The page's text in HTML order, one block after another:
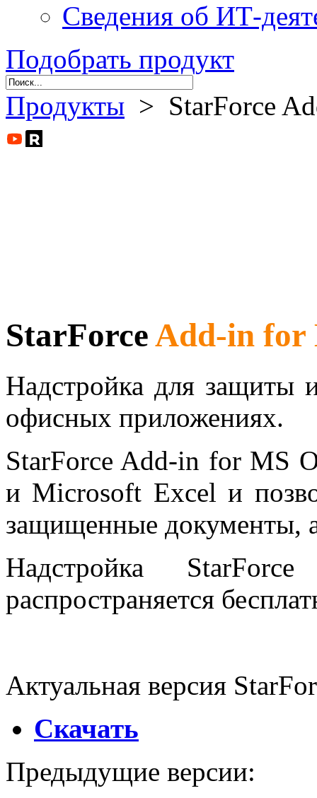
Сведения об ИТ-
Подобрать продукт
Продукты > StarForce
StarForceAdd-in for
Надстройка для защиты
офисных приложениях.
StarForce Add-in for MS
и Microsoft Excel и
защищенные документы,
Надстройка
распространяется
Актуальная версия
Скачать
Предыдущие версии: